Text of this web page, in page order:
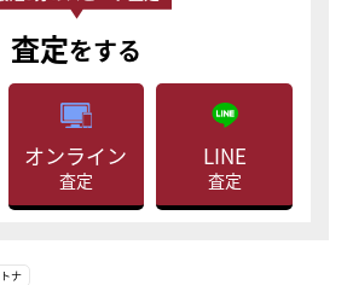
査定をする
オンライン
査定
LINE
査定
ナ